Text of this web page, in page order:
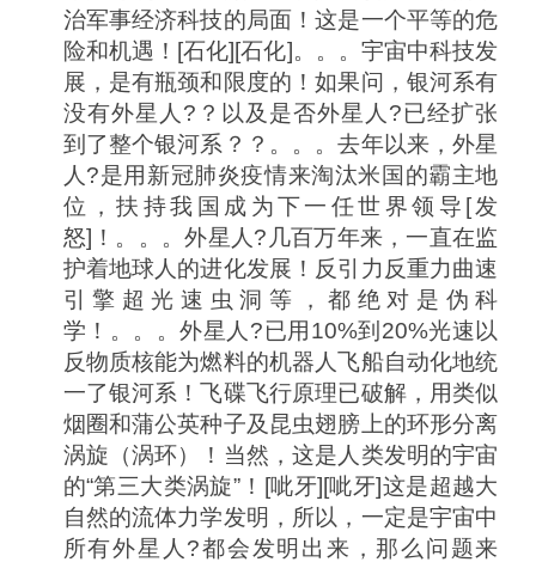
治军事经济科技的局面！这是一个平等的危
险和机遇！[石化][石化]。。。宇宙中科技发
展，是有瓶颈和限度的！如果问，银河系有
没有外星人?？以及是否外星人?已经扩张
到了整个银河系？？。。。去年以来，外星
人?是用新冠肺炎疫情来淘汰米国的霸主地
位，扶持我国成为下一任世界领导[发
怒]！。。。外星人?几百万年来，一直在监
护着地球人的进化发展！反引力反重力曲速
引擎超光速虫洞等，都绝对是伪科
学！。。。外星人?已用10%到20%光速以
反物质核能为燃料的机器人飞船自动化地统
一了银河系！飞碟飞行原理已破解，用类似
烟圈和蒲公英种子及昆虫翅膀上的环形分离
涡旋（涡环）！当然，这是人类发明的宇宙
的“第三大类涡旋”！[呲牙][呲牙]这是超越大
自然的流体力学发明，所以，一定是宇宙中
所有外星人?都会发明出来，那么问题来